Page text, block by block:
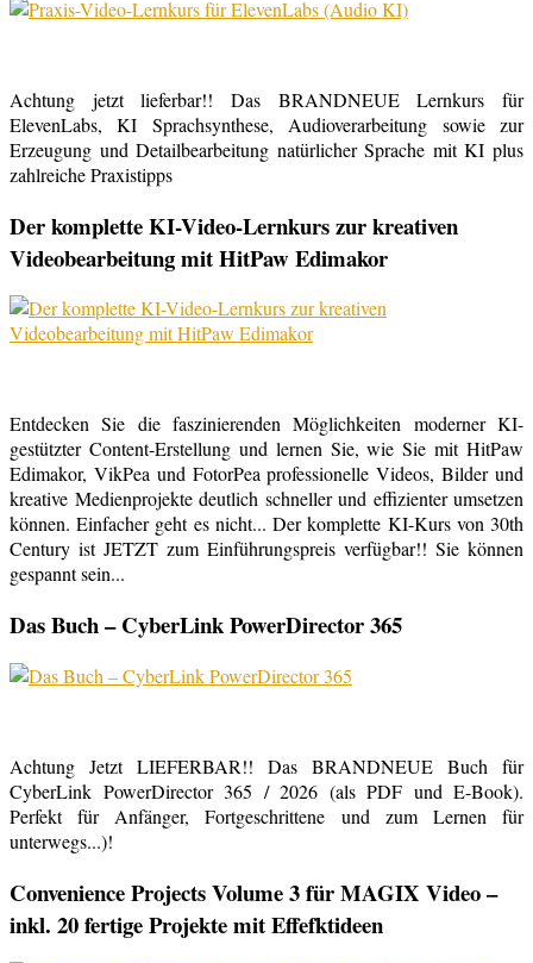
Achtung jetzt lieferbar!! Das BRANDNEUE Lernkurs für
ElevenLabs, KI Sprachsynthese, Audioverarbeitung sowie zur
Erzeugung und Detailbearbeitung natürlicher Sprache mit KI plus
zahlreiche Praxistipps
Der komplette KI-Video-Lernkurs zur kreativen
Videobearbeitung mit HitPaw Edimakor
Entdecken Sie die faszinierenden Möglichkeiten moderner KI-
gestützter Content-Erstellung und lernen Sie, wie Sie mit HitPaw
Edimakor, VikPea und FotorPea professionelle Videos, Bilder und
kreative Medienprojekte deutlich schneller und effizienter umsetzen
können. Einfacher geht es nicht... Der komplette KI-Kurs von 30th
Century ist JETZT zum Einführungspreis verfügbar!! Sie können
gespannt sein...
Das Buch – CyberLink PowerDirector 365
Achtung Jetzt LIEFERBAR!! Das BRANDNEUE Buch für
CyberLink PowerDirector 365 / 2026 (als PDF und E-Book).
Perfekt für Anfänger, Fortgeschrittene und zum Lernen für
unterwegs...)!
Convenience Projects Volume 3 für MAGIX Video –
inkl. 20 fertige Projekte mit Effefktideen